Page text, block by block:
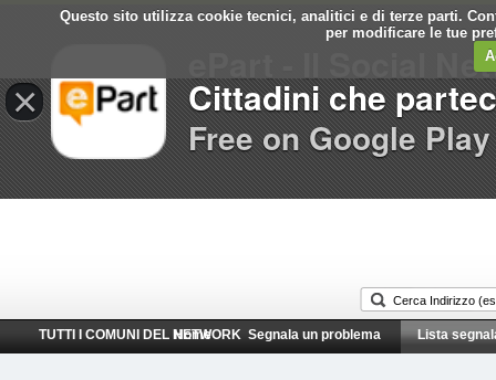
Questo sito utilizza cookie tecnici, analitici e di terze parti.
per modificare le tue
TUTTI I COMUNI DEL NETWORK
Home Segnala un problema Lista
×
ePart - Il Social
Cittadini che
Free on Google Play